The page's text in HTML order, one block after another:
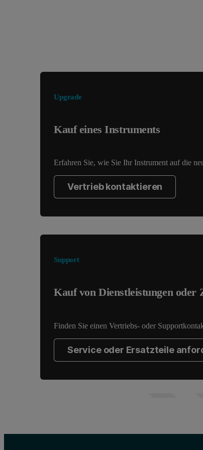
Upgrade
Kauf eines Instruments
Erfahren Sie, wie Sie Ihr Instrument auf die
Vertrieb kontaktieren
Support
Kauf von Dienstleistungen oder
Finden Sie einen Vertriebs- oder
Service oder Ersatzteile